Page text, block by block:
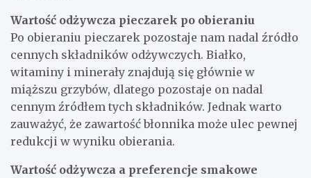
Wartość odżywcza pieczarek po obieraniu
Po obieraniu pieczarek pozostaje nam nadal źródło
cennych składników odżywczych. Białko,
witaminy i minerały znajdują się głównie w
miąższu grzybów, dlatego pozostaje on nadal
cennym źródłem tych składników. Jednak warto
zauważyć, że zawartość błonnika może ulec pewnej
redukcji w wyniku obierania.
Wartość odżywcza a preferencje smakowe